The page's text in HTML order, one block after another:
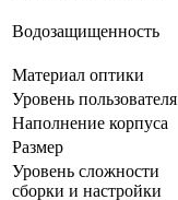
Водозащищенность
Материал оптики
Уровень пользователя
Наполнение корпуса
Размер
Уровень сложности
сборки и настройки